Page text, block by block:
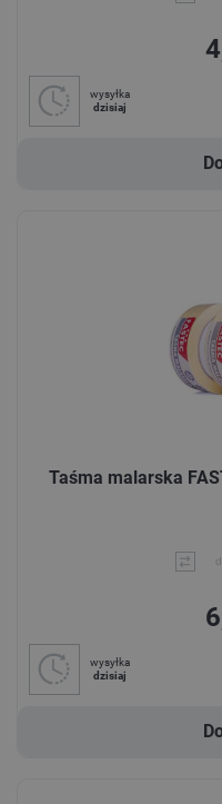
wysyłka
dzisiaj
Taśma malarska
wysyłka
dzisiaj